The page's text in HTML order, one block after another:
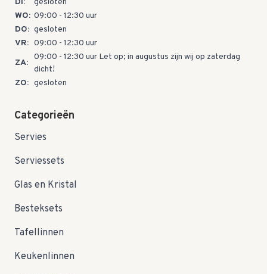
DI:
gesloten
WO: 09:00 - 12:30 uur
DO: gesloten
VR: 09:00 - 12:30 uur
ZA:
09:00 - 12:30 uur Let op; in augustus zijn wij op zaterdag
dicht!
ZO: gesloten
Categorieën
Servies
Serviessets
Glas en Kristal
Besteksets
Tafellinnen
Keukenlinnen